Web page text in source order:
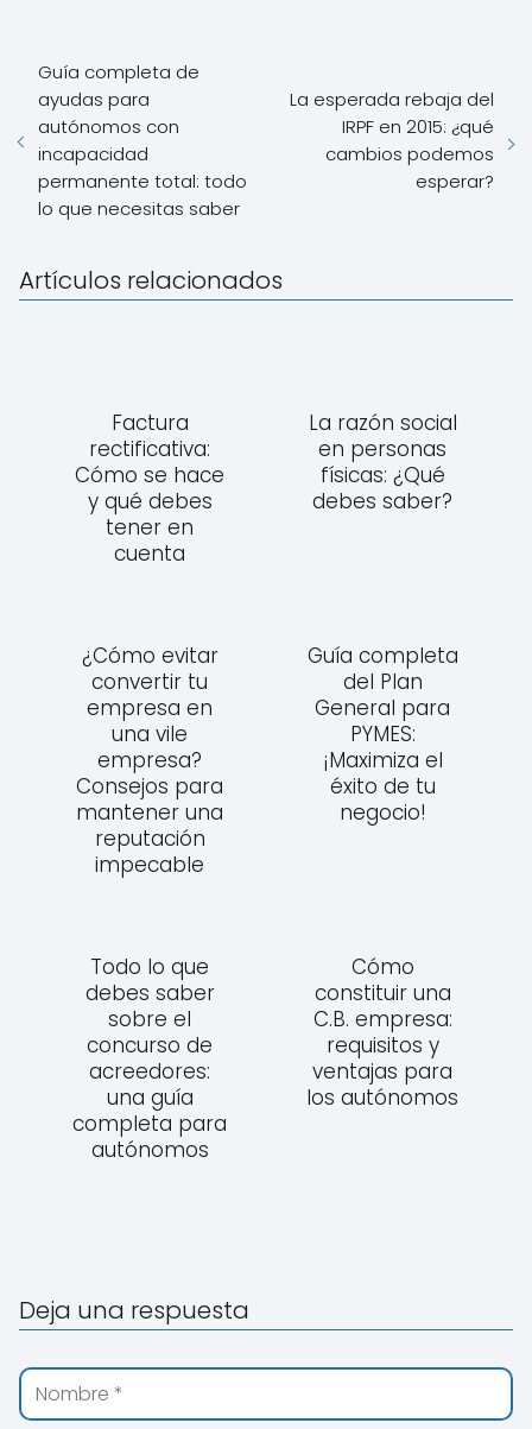
Guía completa de
ayudas para
autónomos con
incapacidad
permanente total: todo
lo que necesitas saber
La esperada rebaja del
IRPF en 2015: ¿qué
cambios podemos
esperar?
Artículos relacionados
Factura
rectificativa:
Cómo se hace
y qué debes
tener en
cuenta
La razón social
en personas
físicas: ¿Qué
debes saber?
¿Cómo evitar
convertir tu
empresa en
una vile
empresa?
Consejos para
mantener una
reputación
impecable
Guía completa
del Plan
General para
PYMES:
¡Maximiza el
éxito de tu
negocio!
Todo lo que
debes saber
sobre el
concurso de
acreedores:
una guía
completa para
autónomos
Cómo
constituir una
C.B. empresa:
requisitos y
ventajas para
los autónomos
Deja una respuesta